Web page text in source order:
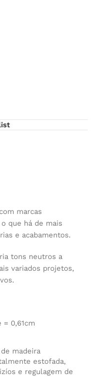
marcas
que há de mais
e acabamentos.
tons neutros a
variados projetos,
= 0,61cm
madeira
estofada,
e regulagem de